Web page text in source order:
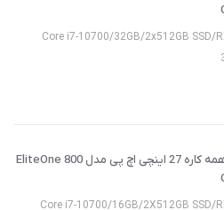
Core i7-10700/32GB/2x512GB SSD/
کامپیوتر همه کاره 27 اینچی اچ پی مدل EliteOne 800
Core i7-10700/16GB/2X512GB SSD/